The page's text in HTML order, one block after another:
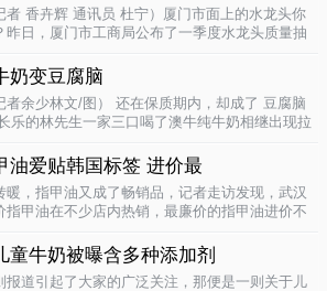
者 香卉辉 通讯员 杜宁）厦门市面上的水龙头你
昨日，厦门市工商局公布了一季度水龙头质量抽
原因是会产生剧毒。不合格率53.3%涉及多个品
厦门市工商局今..
奶变豆腐脑
者余少林文/图） 还在保质期内，却成了 豆腐脑
乐的林先生一家三口喝了澳牛纯牛奶相继出现拉
纯 ，呈凝固状，像酸奶。昨日上午，林先生向长
投..
油爱贴韩国标签 进价最
暖，指甲油又成了畅销品，记者走访发现，武汉
指甲油在不少店内热销，最廉价的指甲油进价不
，不少摊位都有五颜六色的指甲油摆卖。 韩国进
要9元，另一个韩国..
童牛奶被曝含多种添加剂
报道引起了大家的广泛关注，那便是一则关于儿